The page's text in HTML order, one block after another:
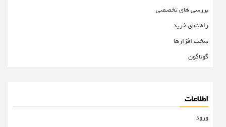
بررسی های تخصصی
راهنمای خرید
سخت افزارها
گوناگون
اطلاعات
ورود